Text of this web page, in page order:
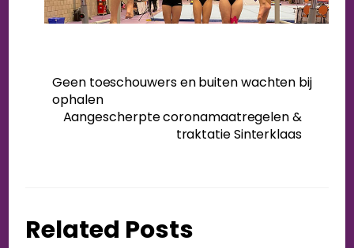
Geen toeschouwers en buiten wachten bij
ophalen
Aangescherpte coronamaatregelen &
traktatie Sinterklaas
Related Posts